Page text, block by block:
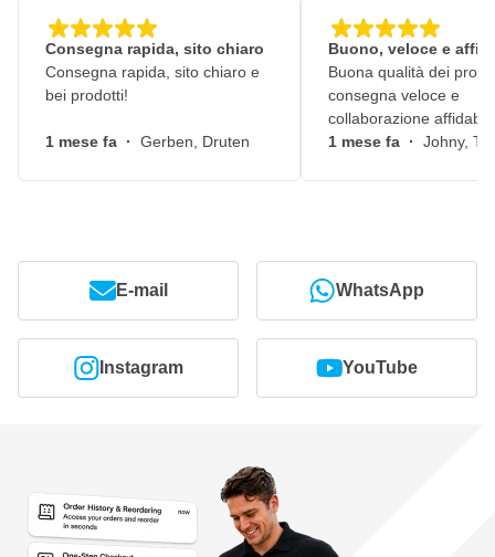
Consegna rapida, sito chiaro
Consegna rapida, sito chiaro e
bei prodotti!
1 mese fa · Gerben, Druten
Buono, veloce e
Buona qualità dei
consegna veloce e
collaborazione
1 mese fa · Johny,
E-mail WhatsApp
Instagram YouTube